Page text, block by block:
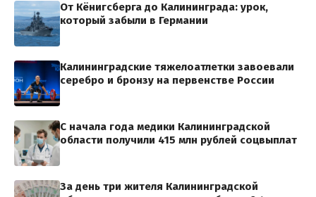
От Кёнигсберга до Калининграда: урок,
который забыли в Германии
Калининградские тяжелоатлетки завоевали
серебро и бронзу на первенстве России
С начала года медики Калининградской
области получили 415 млн рублей соцвыплат
За день три жителя Калининградской